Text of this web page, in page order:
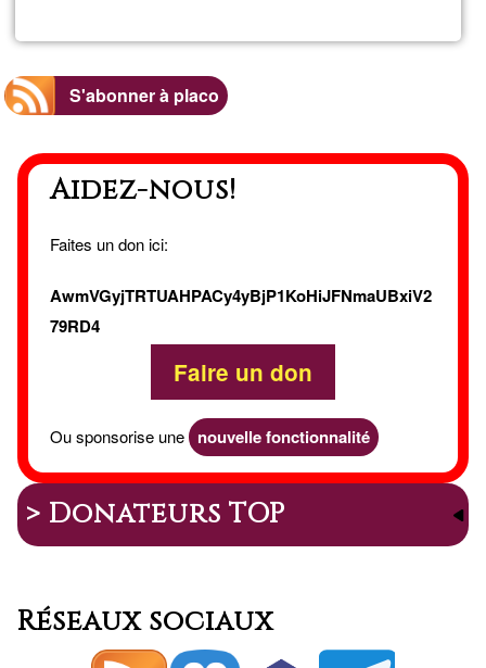
M
S'abonner à placo
Aidez-nous!
Faites un don ici:
AwmVGyjTRTUAHPACy4yBjP1KoHiJFNmaUBxiV2
79RD4
Faire un don
Ou sponsorise une nouvelle fonctionnalité
> Donateurs TOP
Réseaux sociaux